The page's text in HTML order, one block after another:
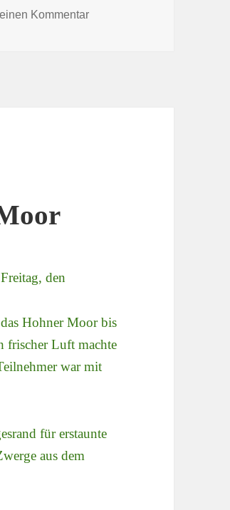
Kommentarzu Adventsreise nach
den
Hohner Moor bis
frischer Luft machte
war mit
für erstaunte
aus dem